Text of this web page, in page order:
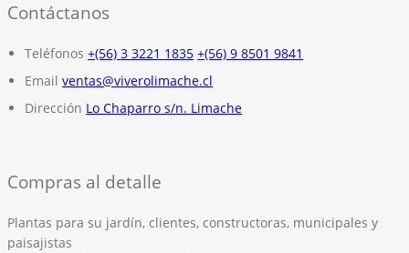
Contáctanos
Teléfonos +(56) 3 3221 1835 +(56) 9 8501 9841
Email ventas@viverolimache.cl
Dirección Lo Chaparro s/n. Limache
Compras al detalle
Plantas para su jardín, clientes, constructoras, municipales y
paisajistas